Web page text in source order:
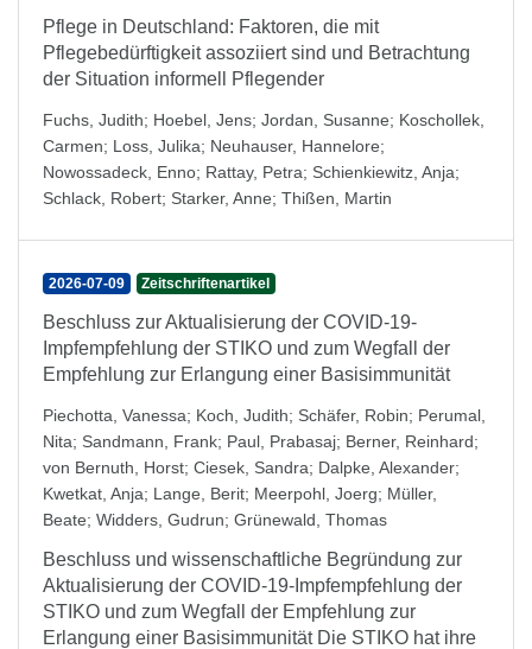
Pflege in Deutschland: Faktoren, die mit
Pflegebedürftigkeit assoziiert sind und Betrachtung
der Situation informell Pflegender
Fuchs, Judith; Hoebel, Jens; Jordan, Susanne; Koschollek,
Carmen; Loss, Julika; Neuhauser, Hannelore;
Nowossadeck, Enno; Rattay, Petra; Schienkiewitz, Anja;
Schlack, Robert; Starker, Anne; Thißen, Martin
2026-07-09 Zeitschriftenartikel
Beschluss zur Aktualisierung der COVID-19-
Impfempfehlung der STIKO und zum Wegfall der
Empfehlung zur Erlangung einer Basisimmunität
Piechotta, Vanessa; Koch, Judith; Schäfer, Robin; Perumal,
Nita; Sandmann, Frank; Paul, Prabasaj; Berner, Reinhard;
von Bernuth, Horst; Ciesek, Sandra; Dalpke, Alexander;
Kwetkat, Anja; Lange, Berit; Meerpohl, Joerg; Müller,
Beate; Widders, Gudrun; Grünewald, Thomas
Beschluss und wissenschaftliche Begründung zur
Aktualisierung der COVID-19-Impfempfehlung der
STIKO und zum Wegfall der Empfehlung zur
Erlangung einer Basisimmunität Die STIKO hat ihre